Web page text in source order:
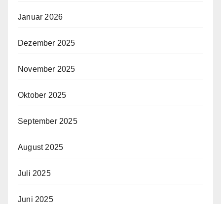
Januar 2026
Dezember 2025
November 2025
Oktober 2025
September 2025
August 2025
Juli 2025
Juni 2025